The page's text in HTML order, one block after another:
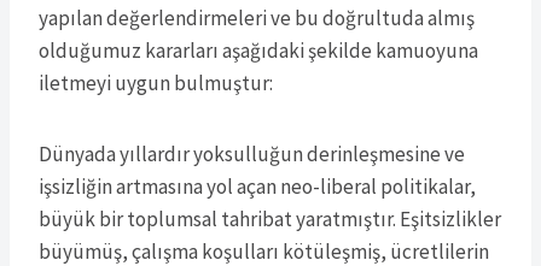
yapılan değerlendirmeleri ve bu doğrultuda almış
olduğumuz kararları aşağıdaki şekilde kamuoyuna
iletmeyi uygun bulmuştur:
Dünyada yıllardır yoksulluğun derinleşmesine ve
işsizliğin artmasına yol açan neo-liberal politikalar,
büyük bir toplumsal tahribat yaratmıştır. Eşitsizlikler
büyümüş, çalışma koşulları kötüleşmiş, ücretlilerin